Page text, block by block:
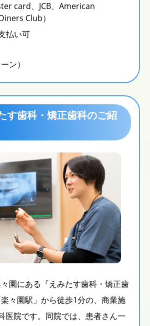
card、JCB、American
Club）
払い可
ン）
す歯科・矯正歯科のご紹
園にある『えみたす歯科・矯正歯
々園駅」から徒歩1分の、商業施
医院です。同院では、患者さん一